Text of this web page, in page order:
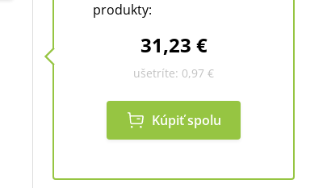
produkty:
31,23 €
ušetríte: 0,97 €
Kúpiť spolu